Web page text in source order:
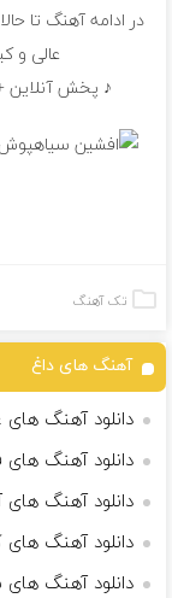
در ادامه آهنگ تا
عالی و
♪ پخش آنلاین
تک آهنگ
آهنگ های داغ
دانلود آهنگ های
دانلود آهنگ
دانلود آهنگ های
دانلود آهنگ های
دانلود آهنگ های